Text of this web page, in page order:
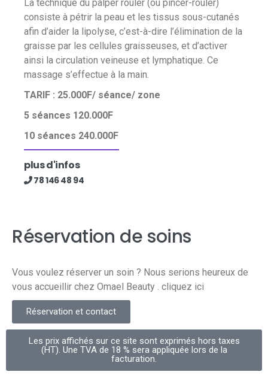
La technique du palper rouler (ou pincer-rouler)
consiste à pétrir la peau et les tissus sous-cutanés
afin d’aider la lipolyse, c’est-à-dire l’élimination de la
graisse par les cellules graisseuses, et d’activer
ainsi la circulation veineuse et lymphatique. Ce
massage s’effectue à la main.
TARIF : 25.000F/ séance/ zone
5 séances 120.000F
10 séances 240.000F
plus d'infos
78 146 48 94​
Réservation de soins
Vous voulez réserver un soin ? Nous serions heureux de
vous accueillir chez Omael Beauty . cliquez ici
Réservation et contact
Les prix affichés sur ce site sont exprimés hors taxes
(HT). Une TVA de 18 % sera appliquée lors de la
facturation.